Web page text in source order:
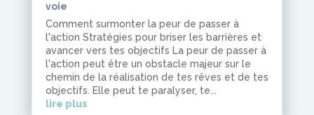
voie
Comment surmonter la peur de passer à
l'action Stratégies pour briser les barrières et
avancer vers tes objectifs La peur de passer à
l'action peut être un obstacle majeur sur le
chemin de la réalisation de tes rêves et de tes
objectifs. Elle peut te paralyser, te...
lire plus